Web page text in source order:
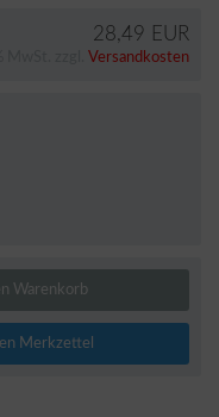
28,49 EUR
Versandkosten
Warenkorb
Merkzettel